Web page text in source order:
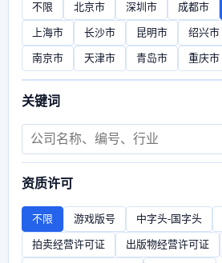
不限 北京市 深圳市 成都市
上海市 长沙市 昆明市 绍兴市
南京市 天津市 青岛市 重庆市
关键词
资质许可
不限 游戏版号 中字头-国字头
拍卖经营许可证 出版物经营许可证